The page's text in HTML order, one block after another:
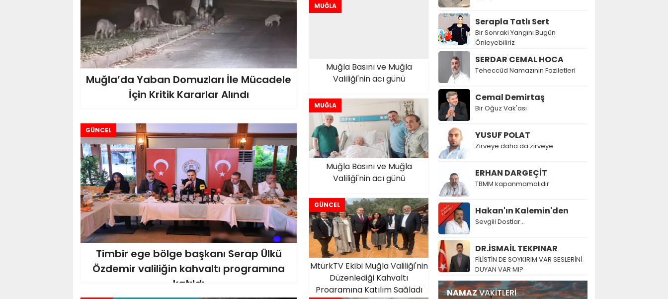
Muğla’da Yaban Domuzları İle Mücadele
İçin Kritik Kararlar Alındı
MUĞLA
Muğla Basını ve Muğla
Valiliği'nin acı günü
MUĞLA
Muğla Basını ve Muğla
Valiliği'nin acı günü
GÜNCEL
Timbir ege bölge başkanı Serap Ülkü
Özdemir valiliğin kahvaltı programına
katıldı
GÜNCEL
MtürkTV Ekibi Muğla Valiliği'nin
Düzenlediği Kahvaltı
Programına Katılım Sağladı
Serapla Tatlı Sert
Bir Sonraki Yangını Bugün
Önleyebiliriz
SERDAR CEMAL HOCA
Teheccüd Namazının Faziletleri
Cemal Demirtaş
Bir Oğuz Vak'ası
YUSUF POLAT
Zirveye daha da zirveye
ERHAN DARGEÇİT
TBMM kapanmamalıdır
Hakan'ın Kalemin'den
Sevgili Dostlar...
DR.İSMAİL TEKPINAR
FİLİSTİN DE SOYKIRIM VAR SESLERİNİ
DUYAN VAR MI?
NAMAZVAKİTLERİ